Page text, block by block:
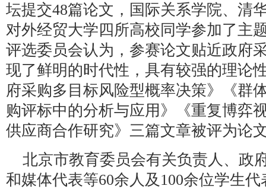
坛提交48篇论文，国际关系学院、清
对外经贸大学四所高校同学参加了主
评选委员会认为，参赛论文贴近政府
现了鲜明的时代性，具有较强的理论
府采购多目标风险型概率决策》《群
购评标中的分析与应用》《重复博弈
供应商合作研究》三篇文章被评为论
北京市教育委员会有关负责人、政
和媒体代表等60余人及100余位学生